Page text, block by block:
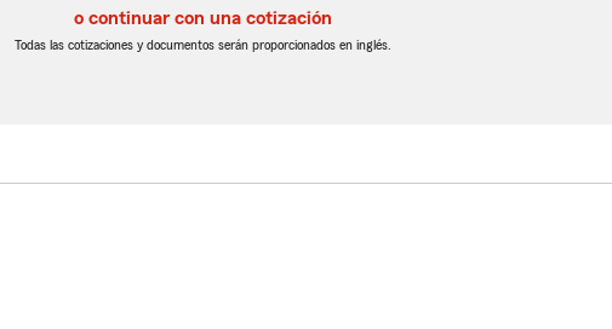
postal
de
postal
de
o continuar con una cotización
Todas las cotizaciones y documentos serán proporcionados en inglés.